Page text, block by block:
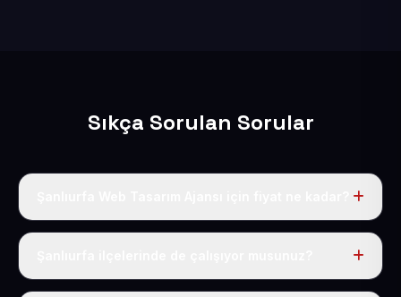
Sıkça Sorulan Sorular
Şanlıurfa dahil Türkiye’nin her yerinde geçerli yıllık tek
Elbette; Şanlıurfa iline bağlı bütün ilçelere uzaktan ve